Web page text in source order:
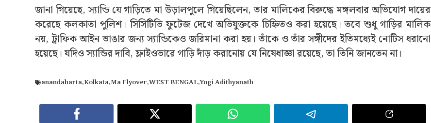
জানা গিয়েছে, স্যান্ডি যে গাড়িতে মা উড়ালপুলে গিয়েছিলেন, তার মালিকের বিরুদ্ধে মঙ্গলবার অভিযোগ দায়ের
করেছে কলকাতা পুলিশ। সিসিটিভি ফুটেজ দেখে অভিযুক্তকে চিহ্নিতও করা হয়েছে। তবে শুধু গাড়ির মালিক
নয়, ট্রাফিক আইন ভাঙার জন্য স্যান্ডিকেও জরিমানা করা হয়। তাঁকে ও তাঁর সঙ্গীদের ইতিমধ্যেই নোটিস ধরানো
হয়েছে। যদিও স্যান্ডির দাবি, ফ্লাইওভারে গাড়ি দাঁড় করানোয় যে নিষেধাজ্ঞা রয়েছে, তা তিনি জানতেন না।
anandabarta,Kolkata,Ma Flyover,WEST BENGAL,Yogi Adithyanath